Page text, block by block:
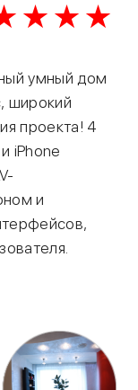
★ ★ ★
умный дом
широкий
проекта! 4
iPhone
и